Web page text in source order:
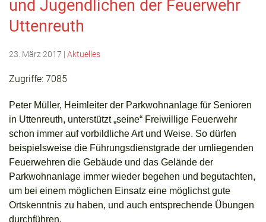
und Jugendlichen der Feuerwehr
Uttenreuth
23. März 2017 | Aktuelles
Zugriffe: 7085
Peter Müller, Heimleiter der Parkwohnanlage für Senioren
in Uttenreuth, unterstützt „seine“ Freiwillige Feuerwehr
schon immer auf vorbildliche Art und Weise. So dürfen
beispielsweise die Führungsdienstgrade der umliegenden
Feuerwehren die Gebäude und das Gelände der
Parkwohnanlage immer wieder begehen und begutachten,
um bei einem möglichen Einsatz eine möglichst gute
Ortskenntnis zu haben, und auch entsprechende Übungen
durchführen.